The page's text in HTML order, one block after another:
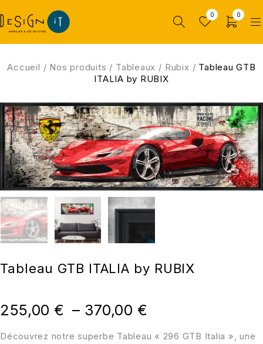
0 0
Accueil / Nos produits / Tableaux / Rubix / Tableau GTB
ITALIA by RUBIX
Tableau GTB ITALIA by RUBIX
Découvrez notre superbe Tableau « 296 GTB Italia », une
255,00 € – 370,00 €